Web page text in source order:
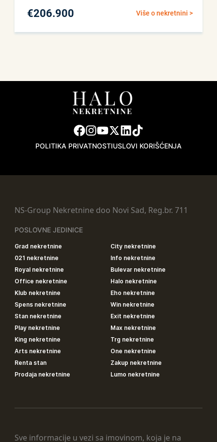
Više o nekretnini >
€206.900
POLITIKA PRIVATNOSTIUSLOVI KORIŠĆENJA
Sve informacije u vezi sa imovinom, koja je na
NS-Group Nekretnine doo Novi Sad, Reg.br. 711
POSLOVNE JEDINICE
Grad nekretnine
City nekretnine
021 nekretnine
Info nekretnine
Royal nekretnine
Bulevar nekretnine
Office nekretnine
Halo nekretnine
Klub nekretnine
Eho nekretnine
Spens nekretnine
Win nekretnine
Stan nekretnine
Exit nekretnine
Play nekretnine
Max nekretnine
King nekretnine
Trg nekretnine
Arts nekretnine
One nekretnine
Renta stan
Zakup nekretnine
Prodaja nekretnine
Lumo nekretnine